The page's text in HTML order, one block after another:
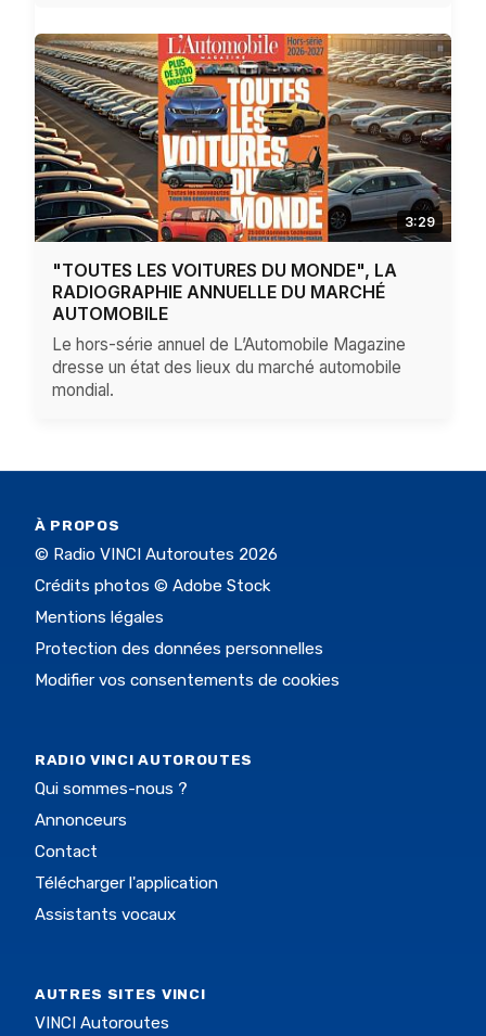
3:29
"TOUTES LES VOITURES DU MONDE", LA
RADIOGRAPHIE ANNUELLE DU MARCHÉ
AUTOMOBILE
Le hors-série annuel de L’Automobile Magazine
dresse un état des lieux du marché automobile
mondial.
À PROPOS
© Radio VINCI Autoroutes 2026
Crédits photos © Adobe Stock
Mentions légales
Protection des données personnelles
Modifier vos consentements de cookies
RADIO VINCI AUTOROUTES
Qui sommes-nous ?
Annonceurs
Contact
Télécharger l'application
Assistants vocaux
AUTRES SITES VINCI
VINCI Autoroutes